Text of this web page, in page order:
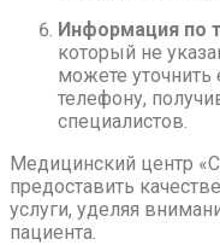
Информация по
который не
можете уточнить
телефону,
специалистов.
Медицинский центр
предоставить
услуги, уделяя
пациента.